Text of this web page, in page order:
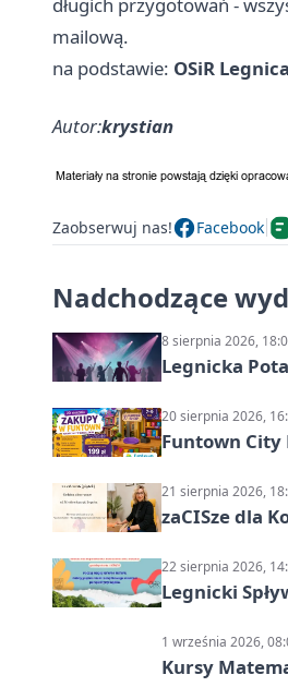
mailową.
na podstawie: OSiR Legnica
Autor:krystian
Zaobserwuj nas! Facebook
Nadchodzące
8 sierpnia 2026,
Legnicka
20 sierpnia 2026,
Funtown City
21 sierpnia 2026,
zaCISze dla
22 sierpnia 2026,
Legnicki
1 września 2026,
Kursy